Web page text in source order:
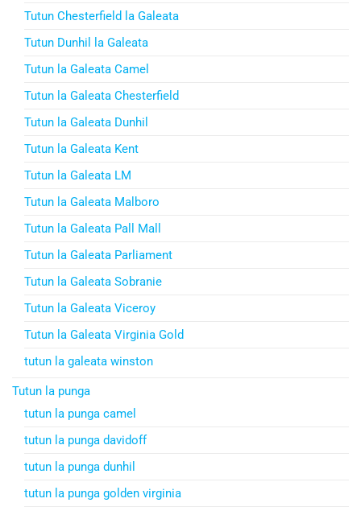
Tutun Chesterfield la Galeata
Tutun Dunhil la Galeata
Tutun la Galeata Camel
Tutun la Galeata Chesterfield
Tutun la Galeata Dunhil
Tutun la Galeata Kent
Tutun la Galeata LM
Tutun la Galeata Malboro
Tutun la Galeata Pall Mall
Tutun la Galeata Parliament
Tutun la Galeata Sobranie
Tutun la Galeata Viceroy
Tutun la Galeata Virginia Gold
tutun la galeata winston
Tutun la punga
tutun la punga camel
tutun la punga davidoff
tutun la punga dunhil
tutun la punga golden virginia